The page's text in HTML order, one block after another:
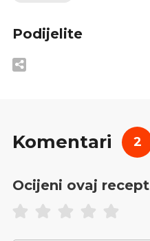
Podijelite
Komentari 2
Ocijeni ovaj recept